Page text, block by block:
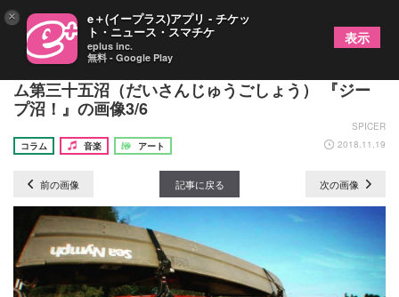
シンセ番長・齋藤久師が送る愛と狂気の大人気コラ
ム第三十五沼（だいさんじゅうごしょう） 『ジー
プ沼！』の画像3/6
SPICER
コラム
音楽 アート 2018.11.19
前の画像 記事に戻る 次の画像
× e＋(イープラス)アプリ - チケッ
ト・ニュース・スマチケ
eplus inc.
無料 - Google Play
表示